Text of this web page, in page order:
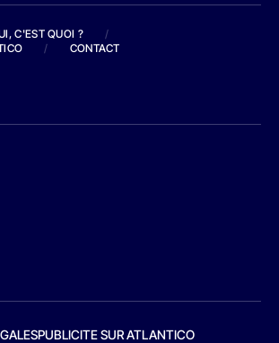
C'EST QUOI ?
/
/ CONTACT
PUBLICITE SUR ATLANTICO